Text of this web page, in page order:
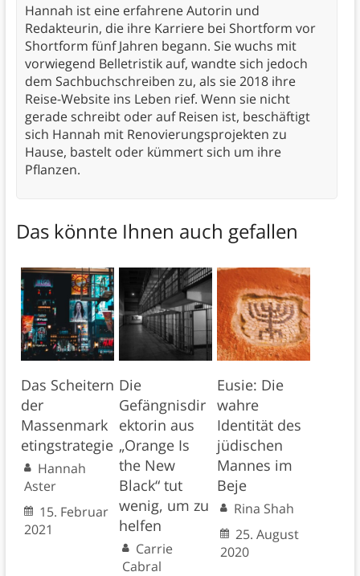
Hannah ist eine erfahrene Autorin und
Redakteurin, die ihre Karriere bei Shortform vor
Shortform fünf Jahren begann. Sie wuchs mit
vorwiegend Belletristik auf, wandte sich jedoch
dem Sachbuchschreiben zu, als sie 2018 ihre
Reise-Website ins Leben rief. Wenn sie nicht
gerade schreibt oder auf Reisen ist, beschäftigt
sich Hannah mit Renovierungsprojekten zu
Hause, bastelt oder kümmert sich um ihre
Pflanzen.
Das könnte Ihnen auch gefallen
Das Scheitern
der
Massenmark
etingstrategie
Hannah
Aster
15. Februar
2021
Die
Gefängnisdir
ektorin aus
„Orange Is
the New
Black“ tut
wenig, um zu
helfen
Carrie
Cabral
Eusie: Die
wahre
Identität des
jüdischen
Mannes im
Beje
Rina Shah
25. August
2020